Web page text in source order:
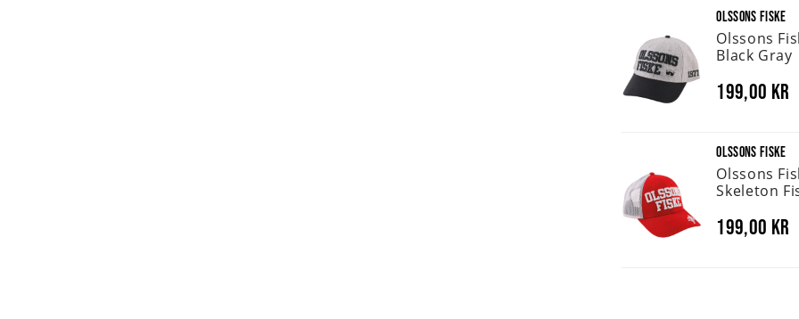
OLSSONS FISKE
Olssons
Black Gray
199,00 kr
OLSSONS FISKE
Olssons
Skeleton
199,00 kr